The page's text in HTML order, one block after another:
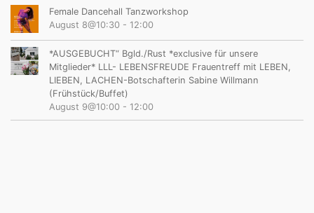
Female Dancehall Tanzworkshop
August 8@10:30 - 12:00
*AUSGEBUCHT“ Bgld./Rust *exclusive für unsere
Mitglieder* LLL- LEBENSFREUDE Frauentreff mit LEBEN,
LIEBEN, LACHEN-Botschafterin Sabine Willmann
(Frühstück/Buffet)
August 9@10:00 - 12:00